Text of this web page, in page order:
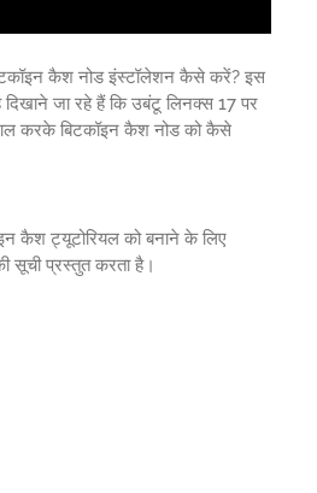
कैश नोड इंस्टॉलेशन कैसे करें? इस
जा रहे हैं कि उबंटू लिनक्स 17 पर
करके बिटकॉइन कैश नोड को कैसे
कैश ट्यूटोरियल को बनाने के लिए
सूची प्रस्तुत करता है।